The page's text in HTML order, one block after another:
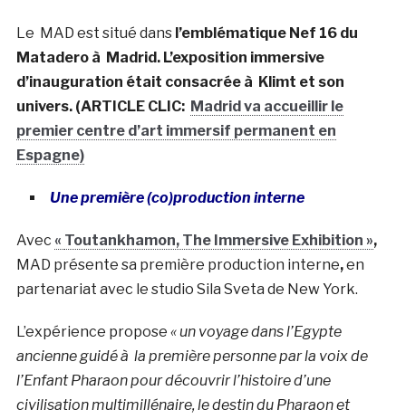
Le MAD est situé dans l’emblématique Nef 16 du
Matadero à Madrid. L’exposition immersive
d’inauguration était consacrée à Klimt et son
univers. (ARTICLE CLIC: Madrid va accueillir le
premier centre d’art immersif permanent en
Espagne)
Une première (co)production interne
Avec « Toutankhamon, The Immersive Exhibition »,
MAD présente sa première production interne,en
partenariat avec le studio Sila Sveta de New York.
L’expérience propose « un voyage dans l’Egypte
ancienne guidé à la première personne par la voix de
l’Enfant Pharaon pour découvrir l’histoire d’une
civilisation multimillénaire, le destin du Pharaon et